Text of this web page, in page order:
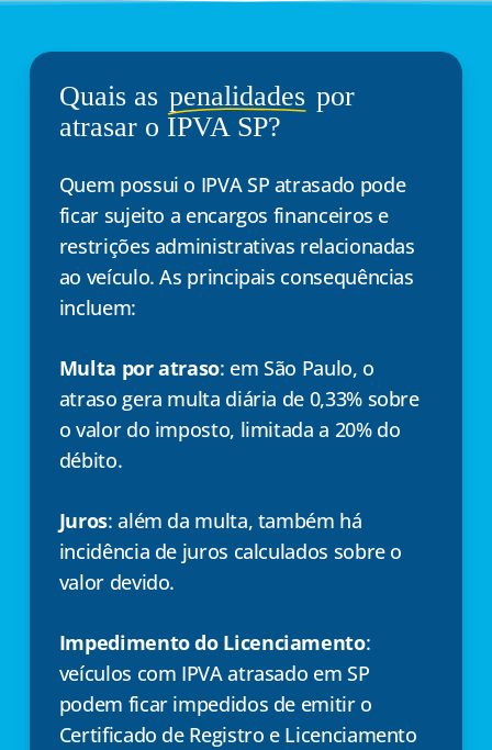
Quais as penalidades por
atrasar o IPVA SP?
Quem possui o IPVA SP atrasado pode
ficar sujeito a encargos financeiros e
restrições administrativas relacionadas
ao veículo. As principais consequências
incluem:
Multa por atraso: em São Paulo, o
atraso gera multa diária de 0,33% sobre
o valor do imposto, limitada a 20% do
débito.
Juros: além da multa, também há
incidência de juros calculados sobre o
valor devido.
Impedimento do Licenciamento:
veículos com IPVA atrasado em SP
podem ficar impedidos de emitir o
Certificado de Registro e Licenciamento